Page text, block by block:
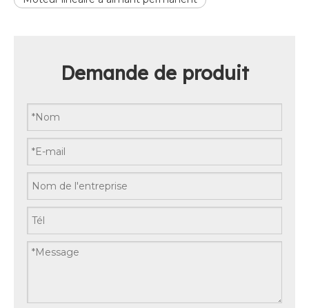
Demande de produit